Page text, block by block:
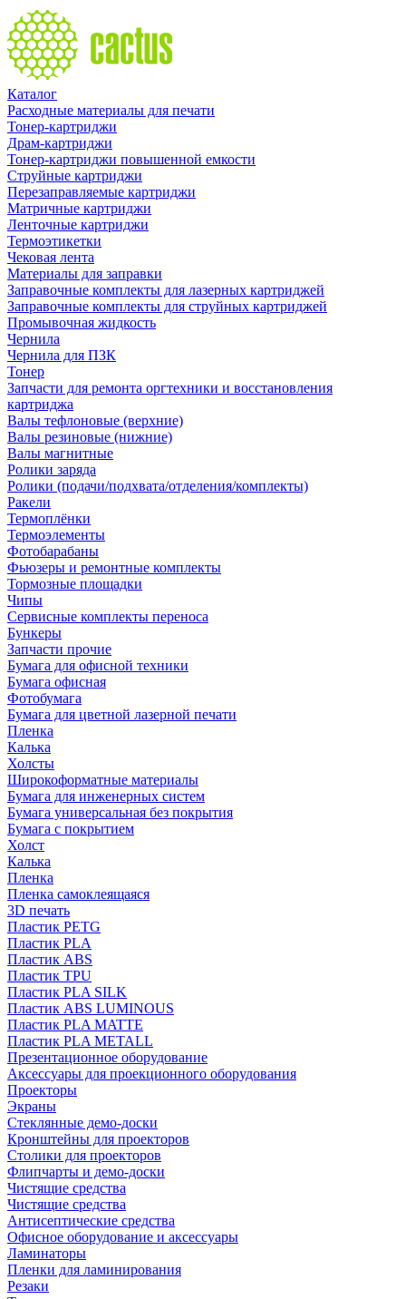
Каталог
Расходные материалы для печати
Тонер-картриджи
Драм-картриджи
Тонер-картриджи повышенной емкости
Струйные картриджи
Перезаправляемые картриджи
Матричные картриджи
Ленточные картриджи
Термоэтикетки
Чековая лента
Материалы для заправки
Заправочные комплекты для лазерных картриджей
Заправочные комплекты для струйных картриджей
Промывочная жидкость
Чернила
Чернила для ПЗК
Тонер
Запчасти для ремонта оргтехники и восстановления
картриджа
Валы тефлоновые (верхние)
Валы резиновые (нижние)
Валы магнитные
Ролики заряда
Ролики (подачи/подхвата/отделения/комплекты)
Ракели
Термоплёнки
Термоэлементы
Фотобарабаны
Фьюзеры и ремонтные комплекты
Тормозные площадки
Чипы
Сервисные комплекты переноса
Бункеры
Запчасти прочие
Бумага для офисной техники
Бумага офисная
Фотобумага
Бумага для цветной лазерной печати
Пленка
Калька
Холсты
Широкоформатные материалы
Бумага для инженерных систем
Бумага универсальная без покрытия
Бумага с покрытием
Холст
Калька
Пленка
Пленка самоклеящаяся
3D печать
Пластик PETG
Пластик PLA
Пластик ABS
Пластик TPU
Пластик PLA SILK
Пластик ABS LUMINOUS
Пластик PLA MATTE
Пластик PLA METALL
Презентационное оборудование
Аксессуары для проекционного оборудования
Проекторы
Экраны
Стеклянные демо-доски
Кронштейны для проекторов
Столики для проекторов
Флипчарты и демо-доски
Чистящие средства
Чистящие средства
Антисептические средства
Офисное оборудование и аксессуары
Ламинаторы
Пленки для ламинирования
Резаки